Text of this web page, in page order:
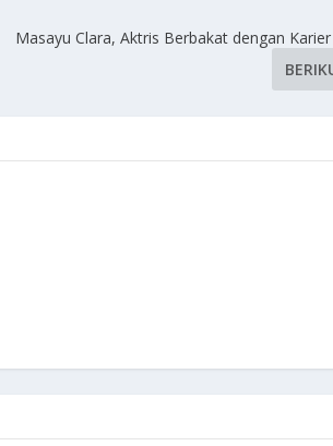
Masayu Clara, Aktris Berbakat dengan